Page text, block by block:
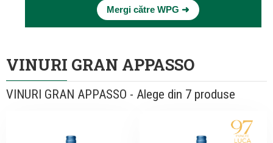
Mergi către WPG ➜
VINURI GRAN APPASSO
VINURI GRAN APPASSO - Alege din 7 produse